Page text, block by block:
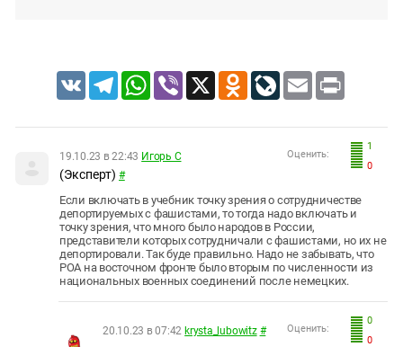
VK TelegramWhatsApp
Viber X Odnoklassniki
LiveJournal
Email Print
1
0
Оценить:
19.10.23 в 22:43 Игорь С
(Эксперт) #
Если включать в учебник точку зрения о сотрудничестве
депортируемых с фашистами, то тогда надо включать и
точку зрения, что много было народов в России,
представители которых сотрудничали с фашистами, но их не
депортировали. Так буде правильно. Надо не забывать, что
РОА на восточном фронте было вторым по численности из
национальных военных соединений после немецких.
0
0
Оценить:
20.10.23 в 07:42 krysta_lubowitz #